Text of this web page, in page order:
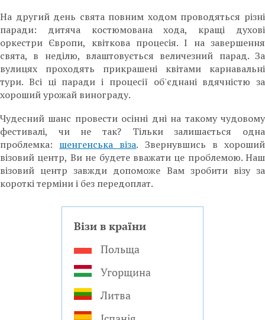
На другий день свята повним ходом проводяться різні
паради: дитяча костюмована хода, кращі духові
оркестри Європи, квіткова процесія. І на завершення
свята, в неділю, влаштовується величезний парад. За
вулицях проходять прикрашені квітами карнавальні
тури. Всі ці паради і процесії об'єднані вдячністю за
хороший урожай винограду.
Чудесний шанс провести осінні дні на такому чудовому
фестивалі, чи не так? Тільки залишається одна
проблемка: шенгенська віза. Звернувшись в хороший
візовий центр, Ви не будете вважати це проблемою. Наш
візовий центр завжди допоможе Вам зробити візу за
короткі терміни і без передоплат.
Візи в країни
Польща
Угорщина
Литва